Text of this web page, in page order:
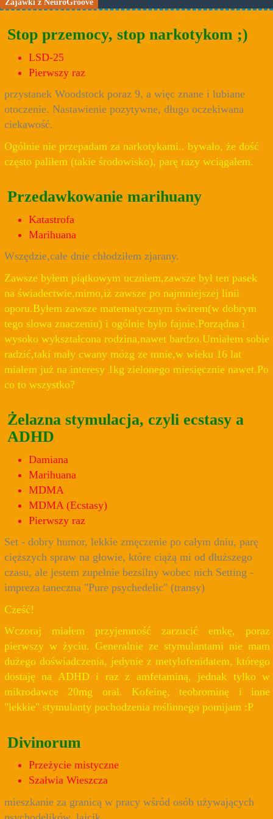
Stop przemocy, stop narkotykom ;)
LSD-25
Pierwszy raz
przystanek Woodstock poraz 9, a więc znane i lubiane
otoczenie. Nastawienie pozytywne, długo oczekiwana
ciekawość.
Ogólnie nie przepadam za narkotykami.. bywało, że dość
często paliłem (takie środowisko), parę razy wciągałem.
Przedawkowanie marihuany
Katastrofa
Marihuana
Wszędzie,całe dnie chłodziłem zjarany.
Zawsze byłem piątkowym uczniem,zawsze był ten pasek
na świadectwie,mimo,iż zawsze po najmniejszej linii
oporu.Byłem zawsze matematycznym świrem(w dobrym
tego słowa znaczeniu) i ogólnie było fajnie.Porządna i
wysoko wykształcona rodzina,nawet bardzo.Umiałem sobie
radzić,taki mały cwany mózg ze mnie,w wieku 16 lat
miałem już na interesy 1kg zielonego miesięcznie nawet.Po
co to wszystko?
Żelazna stymulacja, czyli ecstasy a
ADHD
Damiana
Marihuana
MDMA
MDMA (Ecstasy)
Pierwszy raz
Set - dobry humor, lekkie zmęczenie po całym dniu, parę
cięższych spraw na głowie, które ciążą mi od dłuższego
czasu, ale jestem zupełnie bezsilny wobec nich Setting -
impreza taneczna "Pure psychedelic" (transy)
Cześć!
Wczoraj miałem przyjemność zarzucić emkę, poraz
pierwszy w życiu. Generalnie ze stymulantami nie mam
dużego doświadczenia, jedynie z metylofenidatem, którego
dostaję na ADHD i raz z amfetaminą, jednak tylko w
mikrodawce 20mg oral. Kofeinę, teobrominę i inne
"lekkie" stymulanty pochodzenia roślinnego pomijam :P
Divinorum
Przeżycie mistyczne
Szałwia Wieszcza
mieszkanie za granicą w pracy wśród osób używających